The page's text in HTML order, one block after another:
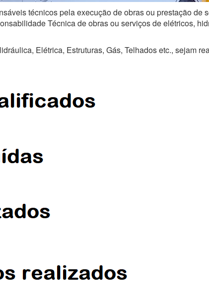
técnicos pela execução de obras ou prestação de
Técnica de obras ou serviços de elétricos,
Elétrica, Estruturas, Gás, Telhados etc., sejam